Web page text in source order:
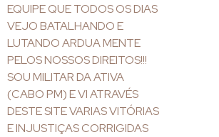
EQUIPE QUE TODOS OS DIAS
VEJO BATALHANDO E
LUTANDO ARDUA MENTE
PELOS NOSSOS DIREITOS!!!
SOU MILITAR DA ATIVA
(CABO PM) E VI ATRAVÉS
DESTE SITE VARIAS VITÓRIAS
E INJUSTIÇAS CORRIGIDAS